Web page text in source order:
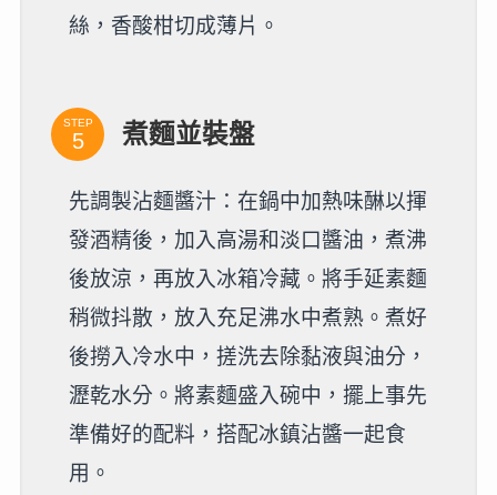
絲，香酸柑切成薄片。
STEP 煮麵並裝盤
先調製沾麵醬汁：在鍋中加熱味醂以揮
發酒精後，加入高湯和淡口醬油，煮沸
後放涼，再放入冰箱冷藏。將手延素麵
稍微抖散，放入充足沸水中煮熟。煮好
後撈入冷水中，搓洗去除黏液與油分，
瀝乾水分。將素麵盛入碗中，擺上事先
準備好的配料，搭配冰鎮沾醬一起食
用。